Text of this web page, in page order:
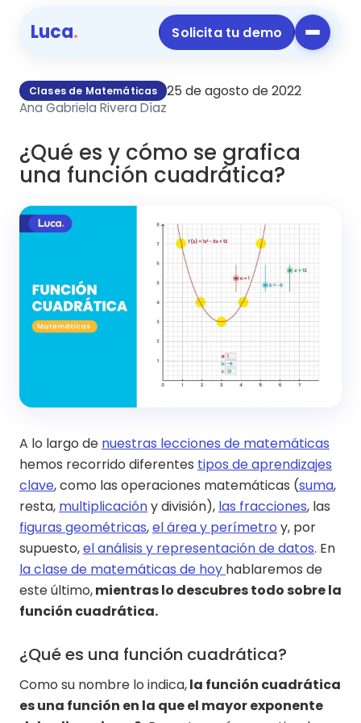
Luca. Solicita tu demo
Clases de Matemáticas 25 de agosto de 2022
Ana Gabriela Rivera Díaz
¿Qué es y cómo se grafica
una función cuadrática?
A lo largo de nuestras lecciones de matemáticas
hemos recorrido diferentes tipos de aprendizajes
clave, como las operaciones matemáticas (suma,
resta, multiplicacióny división), las fracciones, las
figuras geométricas,el área y perímetro y, por
supuesto,el análisis y representación de datos. En
la clase de matemáticas de hoy hablaremos de
este último,mientras lo descubres todo sobre la
función cuadrática.
¿Qué es una función cuadrática?
Como su nombre lo indica,la función cuadrática
es una función en la que el mayor exponente